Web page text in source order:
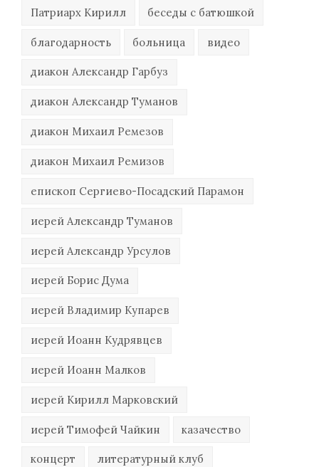
Патриарх Кирилл беседы с батюшкой
благодарность больница видео
диакон Александр Гарбуз
диакон Александр Туманов
диакон Михаил Ремезов
диакон Михаил Ремизов
епископ Сергиево-Посадский Парамон
иерей Александр Туманов
иерей Александр Урсулов
иерей Борис Дума
иерей Владимир Купарев
иерей Иоанн Кудрявцев
иерей Иоанн Малков
иерей Кирилл Марковский
иерей Тимофей Чайкин казачество
концерт литературный клуб